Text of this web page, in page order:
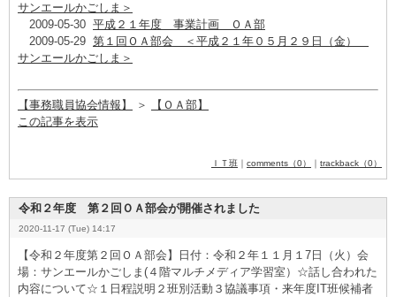
サンエールかごしま＞
2009-05-30 平成２１年度 事業計画 ＯＡ部
2009-05-29 第１回ＯＡ部会 ＜平成２１年０５月２９日（金）
サンエールかごしま＞
【事務職員協会情報】 ＞
【ＯＡ部】
この記事を表示
ＩＴ班 ｜ comments（0） ｜ trackback（0）
令和２年度 第２回ＯＡ部会が開催されました
2020-11-17 (Tue) 14:17
【令和２年度第２回ＯＡ部会​】日付：令和２年１１月１7 ­日（火）会
場：サンエールかごしま(４階マルチメディア学習室）☆話し合われた
内容について☆１日程説明２班別活動３協議事項・来年度I ­T­班候補者